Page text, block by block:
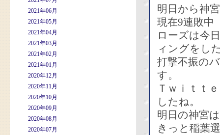
2021年06月
2021年05月
2021年04月
2021年03月
2021年02月
2021年01月
2020年12月
2020年11月
2020年10月
2020年09月
2020年08月
2020年07月
明日から神
現在9連敗中
ローズは今
ィングをし
打撃不振の
す。
Ｔｗｉｔｔ
したね。
明日の神宮
きっと稲葉